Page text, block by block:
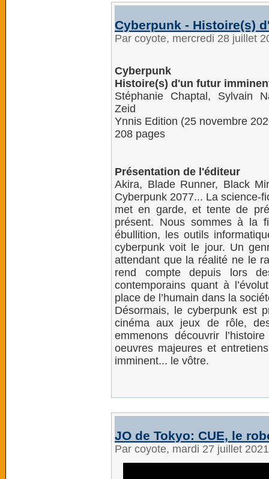
Cyberpunk - Histoire(s)
Par coyote, mercredi 28 juillet
Cyberpunk
Histoire(s) d'un futur
Stéphanie Chaptal, Sylvain
Zeid
Ynnis Edition (25 novembre
208 pages
Présentation de l'éditeur
Akira, Blade Runner, Black
Cyberpunk 2077... La science-
met en garde, et tente de
présent. Nous sommes à la
ébullition, les outils
cyberpunk voit le jour. Un
attendant que la réalité ne le
rend compte depuis lors
contemporains quant à
place de l’humain dans la
Désormais, le cyberpunk est
cinéma aux jeux de rôle,
emmenons découvrir
oeuvres majeures et
imminent... le vôtre.
JO de Tokyo: CUE, le
Par coyote, mardi 27 juillet